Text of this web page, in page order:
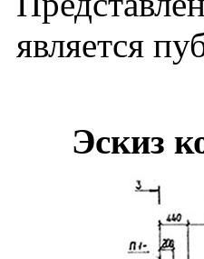
является
Эскиз